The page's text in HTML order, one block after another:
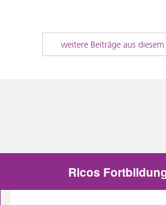
weitere Beiträge aus diesem
Ricos